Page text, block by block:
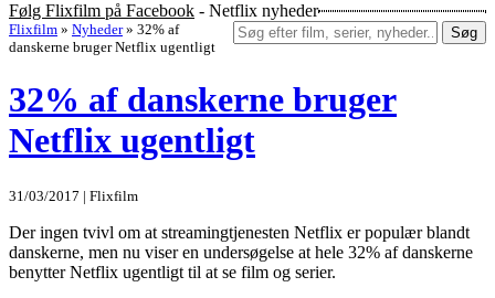
Følg Flixfilm på Facebook - Netflix nyheder
Søg
Flixfilm » Nyheder » 32% af
danskerne bruger Netflix ugentligt
32% af danskerne bruger
Netflix ugentligt
31/03/2017 | Flixfilm
Der ingen tvivl om at streamingtjenesten Netflix er populær blandt
danskerne, men nu viser en undersøgelse at hele 32% af danskerne
benytter Netflix ugentligt til at se film og serier.